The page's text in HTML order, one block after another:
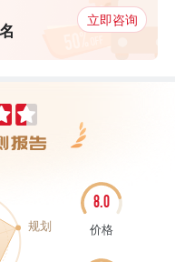
立即咨询
8.0
价格
规划